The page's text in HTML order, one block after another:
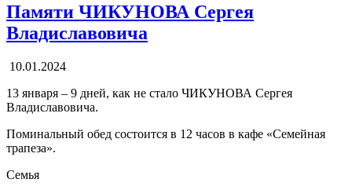
Памяти ЧИКУНОВА Сергея
Владиславовича
10.01.2024
13 января – 9 дней, как не стало ЧИКУНОВА Сергея
Владиславовича.
Поминальный обед состоится в 12 часов в кафе «Семейная
трапеза».
Семья